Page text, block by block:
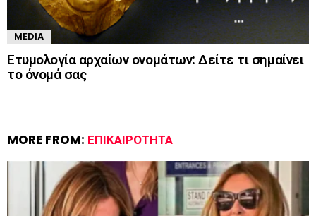
MEDIA
Ετυμολογία αρχαίων ονομάτων: Δείτε τι σημαίνει
το όνομά σας
MORE FROM: ΕΠΙΚΑΙΡΌΤΗΤΑ